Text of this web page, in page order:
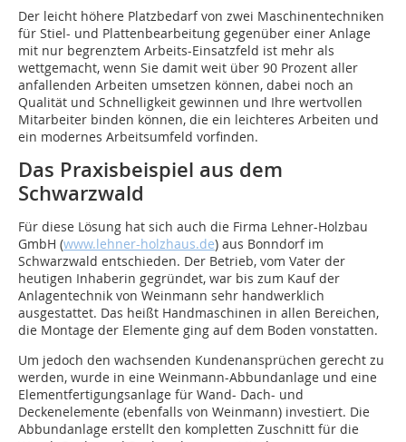
Der leicht höhere Platzbedarf von zwei Maschinentechniken
für Stiel- und Plattenbearbeitung gegenüber einer Anlage
mit nur begrenztem Arbeits-Einsatzfeld ist mehr als
wettgemacht, wenn Sie damit weit über 90 Prozent aller
anfallenden Arbeiten umsetzen können, dabei noch an
Qualität und Schnelligkeit gewinnen und Ihre wertvollen
Mitarbeiter binden können, die ein leichteres Arbeiten und
ein modernes Arbeitsumfeld vorfinden.
Das Praxisbeispiel aus dem
Schwarzwald
Für diese Lösung hat sich auch die Firma Lehner-Holzbau
GmbH (www.lehner-holzhaus.de) aus Bonndorf im
Schwarzwald entschieden. Der Betrieb, vom Vater der
heutigen Inhaberin gegründet, war bis zum Kauf der
Anlagentechnik von Weinmann sehr handwerklich
ausgestattet. Das heißt Handmaschinen in allen Bereichen,
die Montage der Elemente ging auf dem Boden vonstatten.
Um jedoch den wachsenden Kundenansprüchen gerecht zu
werden, wurde in eine Weinmann-Abbundanlage und eine
Elementfertigungsanlage für Wand- Dach- und
Deckenelemente (ebenfalls von Weinmann) investiert. Die
Abbundanlage erstellt den kompletten Zuschnitt für die